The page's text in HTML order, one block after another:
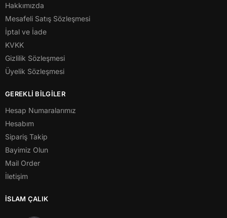
Hakkımızda
Mesafeli Satış Sözleşmesi
İptal ve İade
KVKK
Gizlilik Sözleşmesi
Üyelik Sözleşmesi
GEREKLİ BİLGİLER
Hesap Numaralarımız
Hesabım
Sipariş Takip
Bayimiz Olun
Mail Order
İletişim
İSLAM ÇALIK